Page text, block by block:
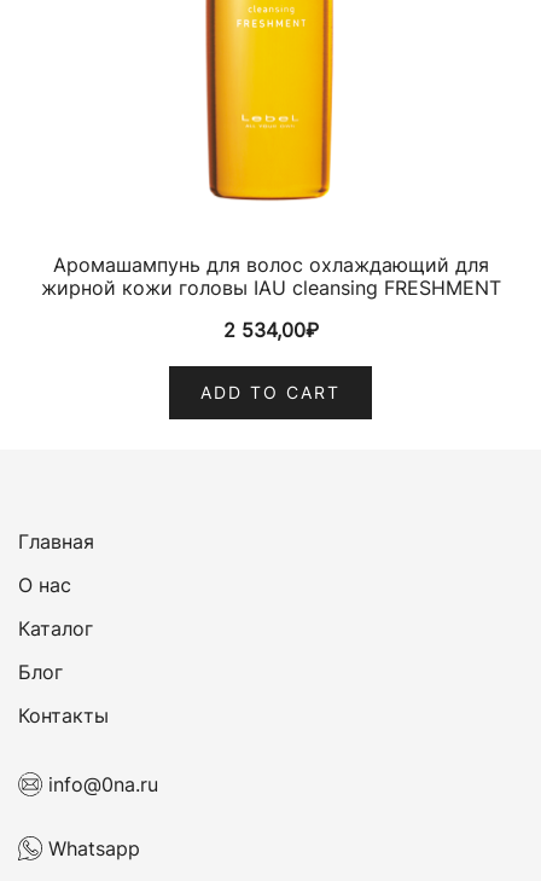
Аромашампунь для волос охлаждающий для
жирной кожи головы IAU cleansing FRESHMENT
2 534,00₽
ADD TO CART
Главная
О нас
Каталог
Блог
Контакты
info@0na.ru
Whatsapp